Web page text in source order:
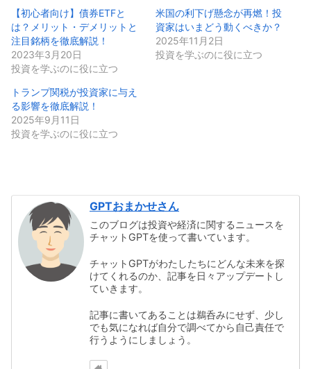
【初心者向け】債券ETFと
は？メリット・デメリットと
注目銘柄を徹底解説！
2023年3月20日
投資を学ぶのに役に立つ
米国の利下げ懸念が再燃！投
資家はいまどう動くべきか？
2025年11月2日
投資を学ぶのに役に立つ
トランプ関税が投資家に与え
る影響を徹底解説！
2025年9月11日
投資を学ぶのに役に立つ
GPTおまかせさん
このブログは投資や経済に関するニュースを
チャットGPTを使って書いています。
チャットGPTがわたしたちにどんな未来を探
けてくれるのか、記事を日々アップデートし
ていきます。
記事に書いてあることは鵜呑みにせず、少し
でも気になれば自分で調べてから自己責任で
行うようにしましょう。